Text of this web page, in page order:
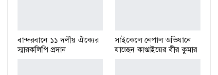
বান্দরবানে ১১ দলীয় ঐক্যের
স্মারকলিপি প্রদান
সাইকেলে নেপাল অভিযানে
যাচ্ছেন কাপ্তাইয়ের বীর কুমার